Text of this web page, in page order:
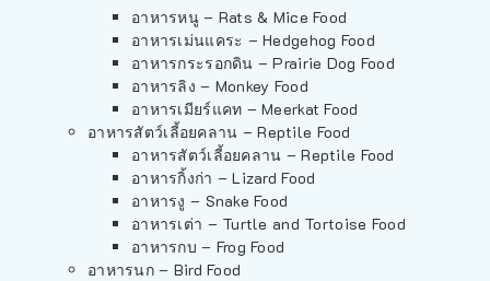
อาหารหนู – Rats & Mice Food
อาหารเม่นแคระ – Hedgehog Food
อาหารกระรอกดิน – Prairie Dog Food
อาหารลิง – Monkey Food
อาหารเมียร์แคท – Meerkat Food
อาหารสัตว์เลี้อยคลาน – Reptile Food
อาหารสัตว์เลี้อยคลาน – Reptile Food
อาหารกิ้งก่า – Lizard Food
อาหารงู – Snake Food
อาหารเต่า – Turtle and Tortoise Food
อาหารกบ – Frog Food
อาหารนก – Bird Food